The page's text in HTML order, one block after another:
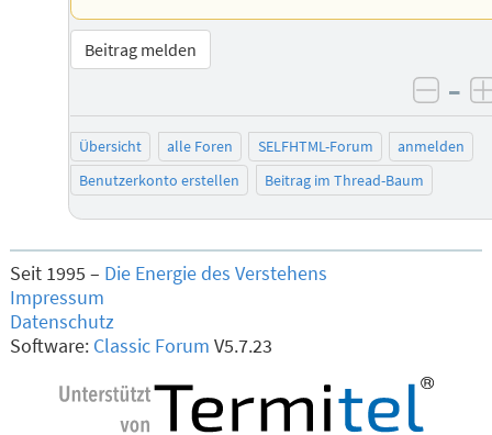
Beitrag melden
–
Übersicht alle Foren SELFHTML-Forum
anmelden
Benutzerkonto erstellen
Beitrag im Thread-Baum
Seit 1995 – Die Energie des Verstehens
Impressum
Datenschutz
Software: Classic Forum V5.7.23